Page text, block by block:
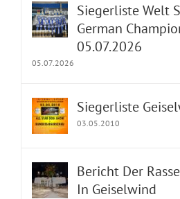
Siegerliste Welt
German
05.07.2026
05.07.2026
Siegerliste
03.05.2010
Bericht Der
In Geiselwind